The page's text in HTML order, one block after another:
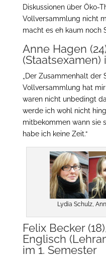
Diskussionen über Öko-
Vollversammlung nicht
macht es eh kaum noch
Anne Hagen
„Der Zusammenhalt
Vollversammlung hat
waren nicht unbedingt
werde ich wohl nicht
mitbekommen wann sie
habe ich keine Zeit.“
Lydia Schulz,
Felix Becker
Englisch
im 1. Semester